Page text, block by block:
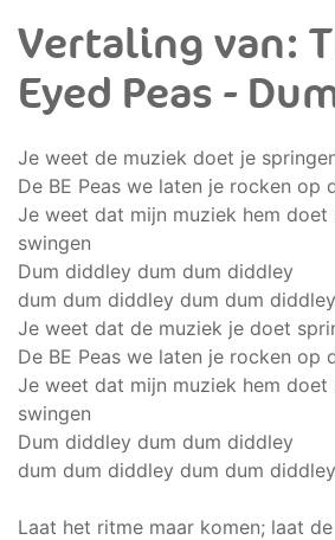
Vertaling van:
Eyed Peas -
Je weet de muziek doet je
De BE Peas we laten je rocken op
Je weet dat mijn muziek hem doet
swingen
Dum diddley dum dum diddley
dum dum diddley dum dum
Je weet dat de muziek je doet
De BE Peas we laten je rocken op
Je weet dat mijn muziek hem doet
swingen
Dum diddley dum dum diddley
dum dum diddley dum dum
Laat het ritme maar komen; laat